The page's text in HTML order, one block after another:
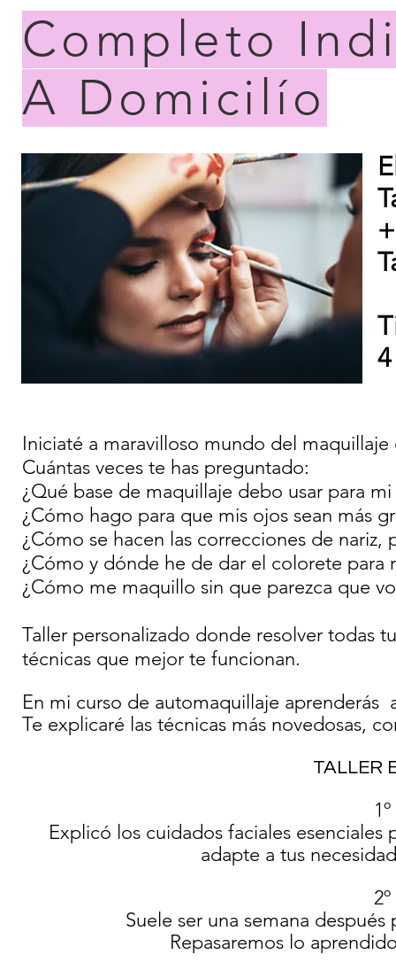
Completo
A Domicilío
T
+
Iniciaté a maravilloso mundo del
Cuántas veces te has preguntado:
¿Qué base de maquillaje debo usar para
¿Cómo hago para que mis ojos sean más
¿Cómo se hacen las correcciones de
¿Cómo y dónde he de dar el colorete para
¿Cómo me maquillo sin que parezca que
Taller personalizado donde resolver todas
técnicas que mejor te funcionan.
En mi curso de automaquillaje
Te explicaré las técnicas más novedosas,
TALLER
Explicó los cuidados faciales
adapte a tus
Suele ser una semana
Repasaremos lo